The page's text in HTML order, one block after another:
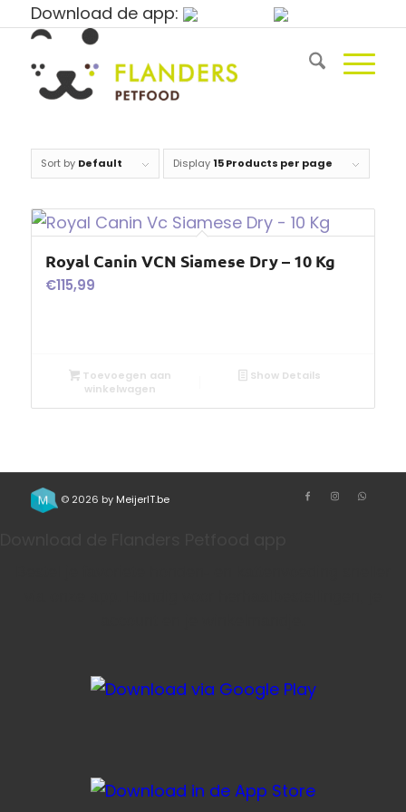
Download de app:
Sort by Default Display 15 Products per page
Royal Canin VCN Siamese Dry – 10 Kg
€115,99
Toevoegen aan
winkelwagen
Show Details
© 2026 by MeijerIT.be